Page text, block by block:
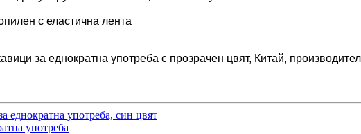
с еластична лента
за еднократна употреба с прозрачен цвят, Китай,
еднократна употреба, син цвят
употреба